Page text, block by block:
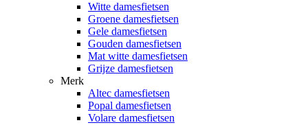
Witte damesfietsen
Groene damesfietsen
Gele damesfietsen
Gouden damesfietsen
Mat witte damesfietsen
Grijze damesfietsen
Merk
Altec damesfietsen
Popal damesfietsen
Volare damesfietsen